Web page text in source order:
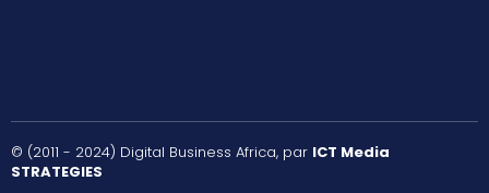
© (2011 - 2024) Digital Business Africa, par ICT Media
STRATEGIES